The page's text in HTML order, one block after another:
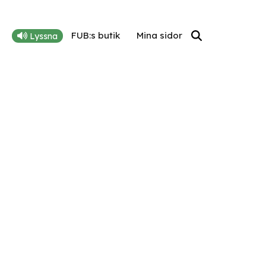
Lyssna FUB:s butik Mina sidor